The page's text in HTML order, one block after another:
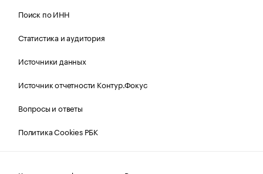
Поиск по ИНН
Статистика и аудитория
Источники данных
Источник отчетности Контур.Фокус
Вопросы и ответы
Политика Cookies РБК